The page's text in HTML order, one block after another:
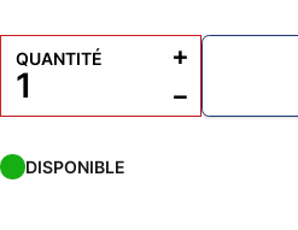
DISPONIBLE
QUANTITÉ
−
+